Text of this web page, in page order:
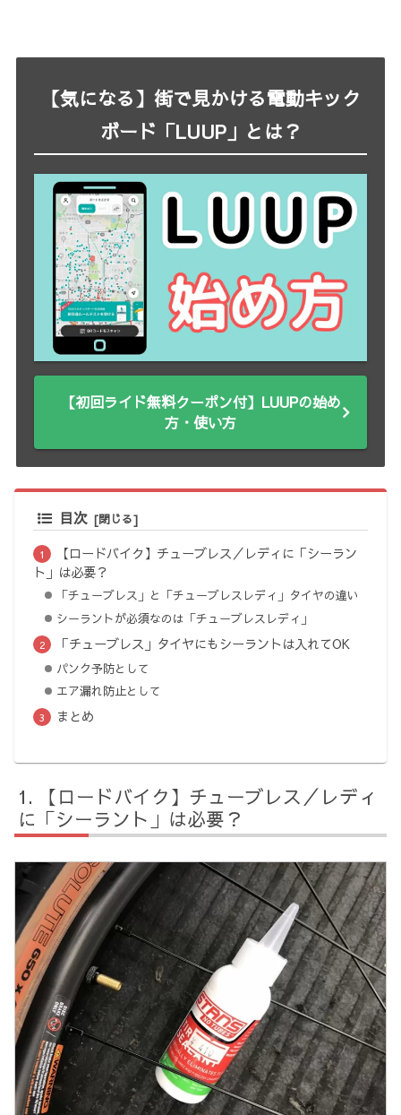
【気になる】街で見かける電動キック
ボード「LUUP」とは？
【初回ライド無料クーポン付】LUUPの始め
方・使い方
目次
【ロードバイク】チューブレス／レディに「シーラン
ト」は必要？
「チューブレス」と「チューブレスレディ」タイヤの違い
シーラントが必須なのは「チューブレスレディ」
「チューブレス」タイヤにもシーラントは入れてOK
パンク予防として
エア漏れ防止として
まとめ
【ロードバイク】チューブレス／レディ
に「シーラント」は必要？